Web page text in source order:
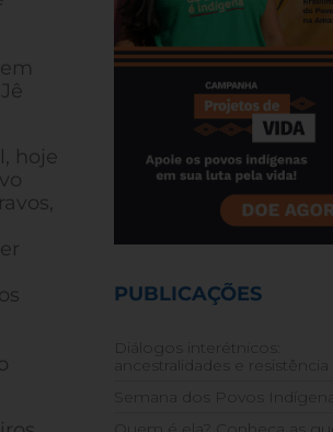
hoje
PUBLICAÇÕES
Diálogos interétnicos:
ancestralidades e resistência
Semana dos Povos